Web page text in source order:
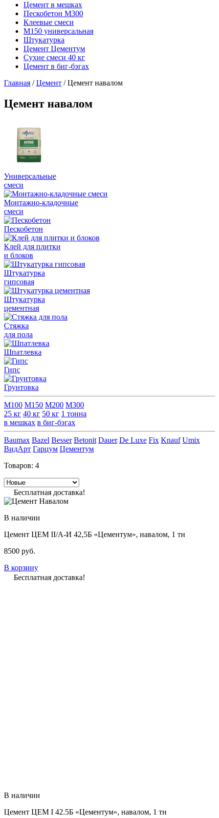
Цемент в мешках
Пескобетон М300
Клеевые смеси
М150 универсальная
Штукатурка
Цемент Цементум
Сухие смеси 40 кг
Цемент в биг-бэгах
Главная /Цемент / Цемент навалом
Цемент навалом
Универсальные
смеси
Монтажно-кладочные
смеси
Пескобетон
Клей для плитки
и блоков
Штукатурка
гипсовая
Штукатурка
цементная
Стяжка
для пола
Шпатлевка
Гипс
Грунтовка
М100 М150 М200 М300
25 кг 40 кг 50 кг 1 тонна
в мешках в биг-бэгах
Baumax Bazel Besser Betonit Dauer De Luxe Fix Knauf Umix
ВидАрт Гарцум Цементум
Товаров: 4
Бесплатная доставка!
В наличии
Цемент ЦЕМ II/А-И 42,5Б «Цементум», навалом, 1 тн
8500 руб.
В корзину
Бесплатная доставка!
В наличии
Цемент ЦЕМ I 42.5Б «Цемeнтум», навалом, 1 тн